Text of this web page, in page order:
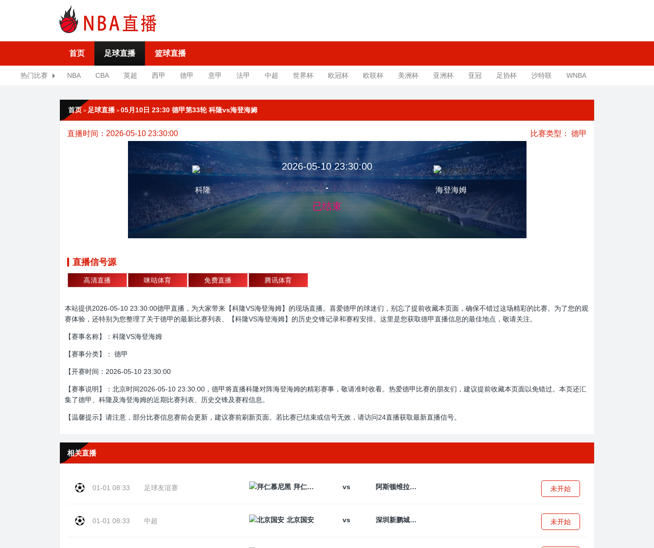
首页 足球直播 篮球直播
热门比赛 NBA CBA 英超 西甲 德甲 意甲 法甲 中超 世界杯 欧冠杯 欧联杯 美洲杯 亚洲杯 亚冠 足协杯 沙特联 WNBA
首页 > 足球直播 > 05月10日 23:30 德甲第33轮 科隆vs海登海姆
直播时间：2026-05-10 23:30:00 比赛类型： 德甲
科隆
2026-05-10 23:30:00
-
已结束
海登海姆
直播信号源
高清直播 咪咕体育 免费直播 腾讯体育
本站提供2026-05-10 23:30:00德甲直播，为大家带来【科隆VS海登海姆】的现场直播。喜爱德甲的球迷们，别忘了提前收藏本页面，确保不错过这场精彩的比赛。为了您的观
赛体验，还特别为您整理了关于德甲的最新比赛列表、【科隆VS海登海姆】的历史交锋记录和赛程安排。这里是您获取德甲直播信息的最佳地点，敬请关注。
【赛事名称】：科隆VS海登海姆
【赛事分类】： 德甲
【开赛时间：2026-05-10 23:30:00
【赛事说明】：北京时间2026-05-10 23:30:00，德甲将直播科隆对阵海登海姆的精彩赛事，敬请准时收看。热爱德甲比赛的朋友们，建议提前收藏本页面以免错过。本页还汇
集了德甲、科隆及海登海姆的近期比赛列表、历史交锋及赛程信息。
【温馨提示】请注意，部分比赛信息赛前会更新，建议赛前刷新页面。若比赛已结束或信号无效，请访问24直播获取最新直播信号。
相关直播
01-01 08:33 足球友谊赛 拜仁慕尼黑 vs 阿斯顿维拉 未开始
01-01 08:33 中超 北京国安 vs 深圳新鹏城 未开始